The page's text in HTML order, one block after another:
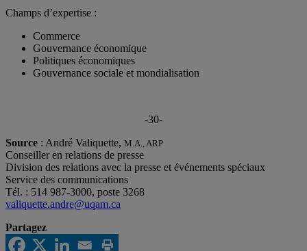
Champs d’expertise :
Commerce
Gouvernance économique
Politiques économiques
Gouvernance sociale et mondialisation
-30-
Source : André Valiquette, M.A., ARP
Conseiller en relations de presse
Division des relations avec la presse et événements spéciaux
Service des communications
Tél. : 514 987-3000, poste 3268
valiquette.andre@uqam.ca
Partagez